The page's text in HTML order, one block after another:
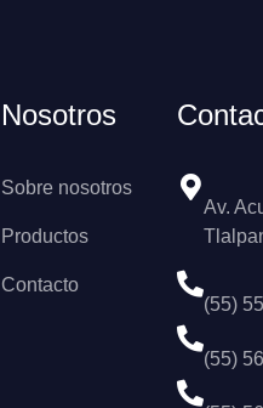
Nosotros
Sobre nosotros
Productos
Contacto
Av.
(55)
(55)